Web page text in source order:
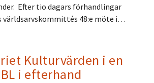
Efter tio dagars förhandlingar
världsarvskommittés 48:e möte i…
Kulturvärden i en
i efterhand